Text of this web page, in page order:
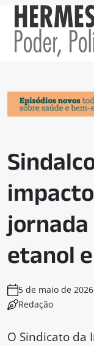
jornada
etanol
5 de maio de 2026
Redação
O Sindicato da